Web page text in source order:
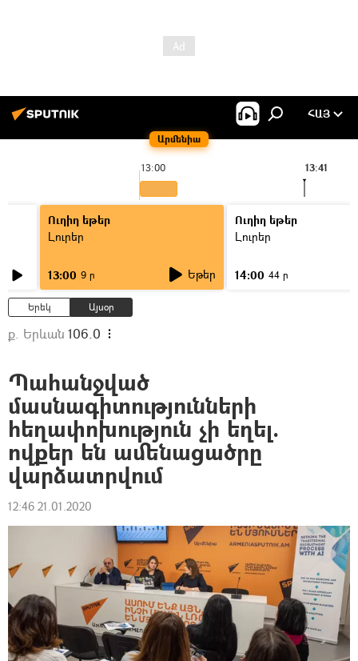
Արմենիա
ՀԱՅ
13:00 13:41
Ուղիղ եթեր
Լուրեր
13:00 9 ր Եթեր
Ուղիղ եթեր
Լուրեր
14:00 44 ր
Երեկ Այսօր
ք. Երևան 106.0
Պահանջված
մասնագիտությունների
հեղափոխություն չի եղել.
ովքեր են ամենացածրը
վարձատրվում
12:46 21.01.2020